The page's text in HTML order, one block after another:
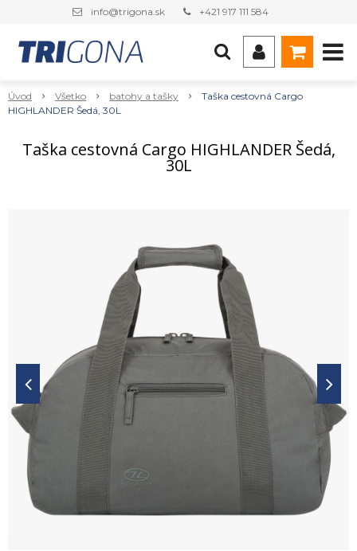
info@trigona.sk +421 917 111 584
Úvod Všetko batohy a tašky
Taška cestovná Cargo
HIGHLANDER Šedá, 30L
Taška cestovná Cargo HIGHLANDER Šedá,
30L